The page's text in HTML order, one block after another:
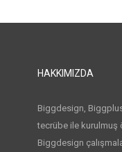
HAKKIMIZDA
Biggdesign,
tecrübe ile kurulmuş
Biggdesign